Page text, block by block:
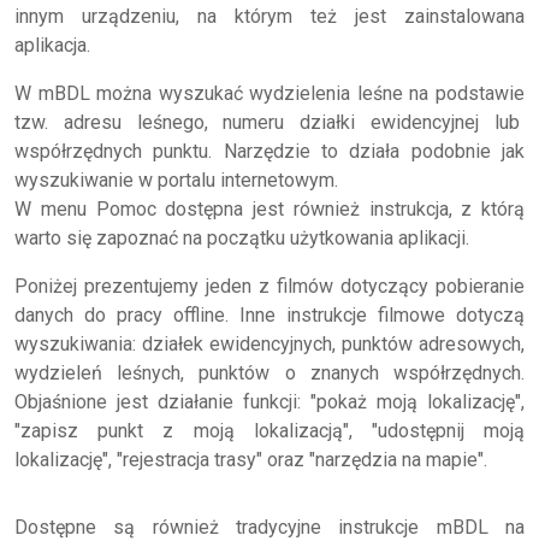
innym urządzeniu, na którym też jest zainstalowana
aplikacja.
W mBDL można wyszukać wydzielenia leśne na podstawie
tzw. adresu leśnego, numeru działki ewidencyjnej lub
współrzędnych punktu. Narzędzie to działa podobnie jak
wyszukiwanie w portalu internetowym.
W menu Pomoc dostępna jest również instrukcja, z którą
warto się zapoznać na początku użytkowania aplikacji.
Poniżej prezentujemy jeden z filmów dotyczący pobieranie
danych do pracy offline. Inne instrukcje filmowe dotyczą
wyszukiwania: działek ewidencyjnych, punktów adresowych,
wydzieleń leśnych, punktów o znanych współrzędnych.
Objaśnione jest działanie funkcji: "pokaż moją lokalizację",
"zapisz punkt z moją lokalizacją", "udostępnij moją
lokalizację", "rejestracja trasy" oraz "narzędzia na mapie".
Dostępne są również tradycyjne instrukcje mBDL na